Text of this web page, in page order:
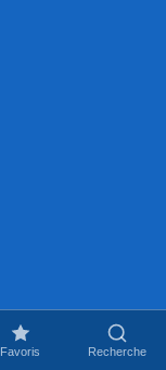
Favoris Recherche